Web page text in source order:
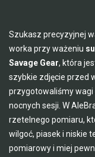
Szukasz precyzyjnej
worka przy ważeniu
Savage Gear, która
szybkie zdjęcie przed
przygotowaliśmy wagi
nocnych sesji. W
rzetelnego pomiaru,
wilgoć, piasek i niskie
pomiarowy i miej